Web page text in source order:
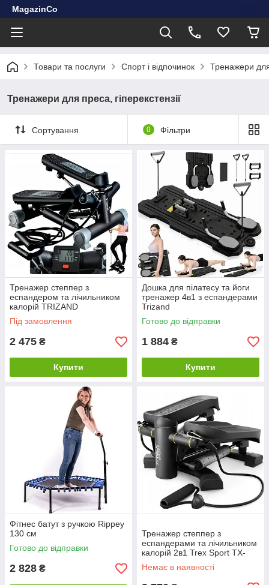
MagazinCo
Товари та послуги Спорт і відпочинок Тренажери для
Тренажери для преса, гіперекстензії
Сортування 0 Фільтри
Тренажер степпер з
еспандером та лічильником
калорій TRIZAND
Під замовлення
2 475 ₴
Купити
Дошка для пілатесу та йоги
тренажер 4в1 з еспандерами
Trizand
Готово до відправки
1 884 ₴
Купити
Фітнес батут з ручкою Rippey
130 см
Готово до відправки
2 828 ₴
Тренажер степпер з
еспандерами та лічильником
калорій 2в1 Trex Sport TX-
070SP
Немає в наявності